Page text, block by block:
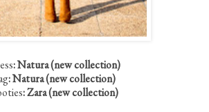
: Natura (new collection)
: Natura (new collection)
: Zara (new collection)